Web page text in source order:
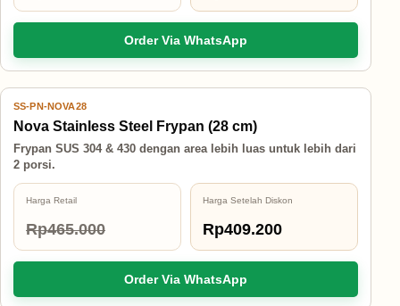
Order Via WhatsApp
12% OFF
SS-PN-NOVA28
Nova Stainless Steel Frypan (28 cm)
Frypan SUS 304 & 430 dengan area lebih luas untuk lebih dari
2 porsi.
Harga Retail
Rp465.000
Harga Setelah Diskon
Rp409.200
Order Via WhatsApp